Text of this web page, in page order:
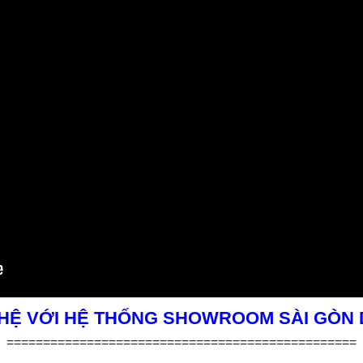
VỚI HỆ THỐNG SHOWROOM SÀI GÒN
================================================